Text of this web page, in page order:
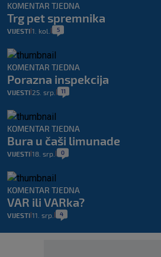
KOMENTAR TJEDNA
Trg pet spremnika
VIJESTI 1. kol. 5
KOMENTAR TJEDNA
Porazna inspekcija
VIJESTI 25. srp. 11
KOMENTAR TJEDNA
Bura u čaši limunade
VIJESTI 18. srp. 0
KOMENTAR TJEDNA
VAR ili VARka?
VIJESTI 11. srp. 4